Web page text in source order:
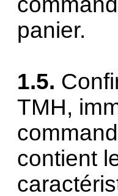
panier.
1.5.
TMH,
contient